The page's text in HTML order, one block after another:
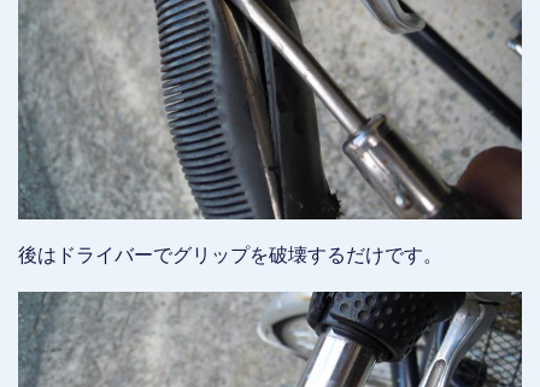
後はドライバーでグリップを破壊するだけです。